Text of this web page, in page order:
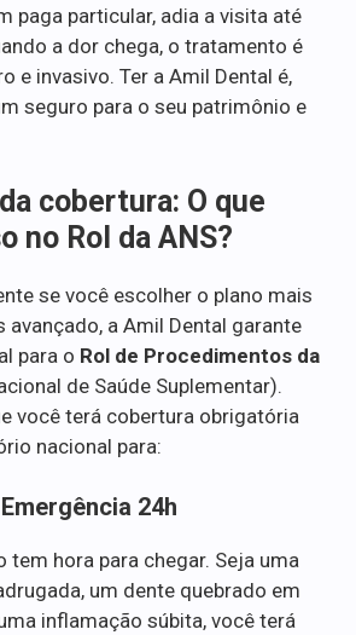
paga particular, adia a visita até
a dor chega, o tratamento é
e invasivo. Ter a Amil Dental é,
seguro para o seu patrimônio e
cobertura: O que
no Rol da ANS?
se você escolher o plano mais
avançado, a Amil Dental garante
para o Rol de Procedimentos da
de Saúde Suplementar).
você terá cobertura obrigatória
nacional para:
24h
tem hora para chegar. Seja uma
um dente quebrado em
inflamação súbita, você terá